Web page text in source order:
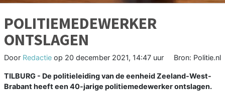
POLITIEMEDEWERKER
ONTSLAGEN
Door Redactie op 20 december 2021, 14:47 uur Bron: Politie.nl
TILBURG - De politieleiding van de eenheid Zeeland-West-
Brabant heeft een 40-jarige politiemedewerker ontslagen.